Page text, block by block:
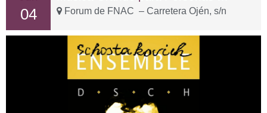
04 Forum de FNAC – Carretera Ojén, s/n